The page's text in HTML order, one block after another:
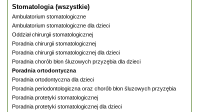
Stomatologia (wszystkie)
Ambulatorium stomatologiczne
Ambulatorium stomatologiczne dla dzieci
Oddział chirurgii stomatologicznej
Poradnia chirurgii stomatologicznej
Poradnia chirurgii stomatologicznej dla dzieci
Poradnia chorób błon śluzowych przyzębia dla dzieci
Poradnia ortodontyczna
Poradnia ortodontyczna dla dzieci
Poradnia periodontologiczna oraz chorób błon śluzowych przyzębia
Poradnia protetyki stomatologicznej
Poradnia protetyki stomatologicznej dla dzieci